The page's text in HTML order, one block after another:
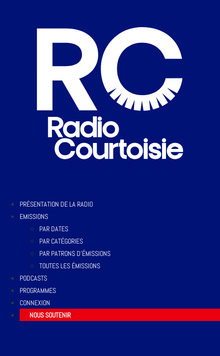
PRÉSENTATION DE LA RADIO
EMISSIONS
PAR DATES
PAR CATÉGORIES
PAR PATRONS D’ÉMISSIONS
TOUTES LES ÉMISSIONS
PODCASTS
PROGRAMMES
CONNEXION
NOUS SOUTENIR